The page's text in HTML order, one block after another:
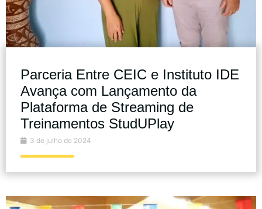
Parceria Entre CEIC e Instituto IDE
Avança com Lançamento da
Plataforma de Streaming de
Treinamentos StudUPlay
3 de julho de 2024